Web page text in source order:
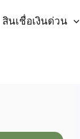
สินเชื่อเงินด่วน